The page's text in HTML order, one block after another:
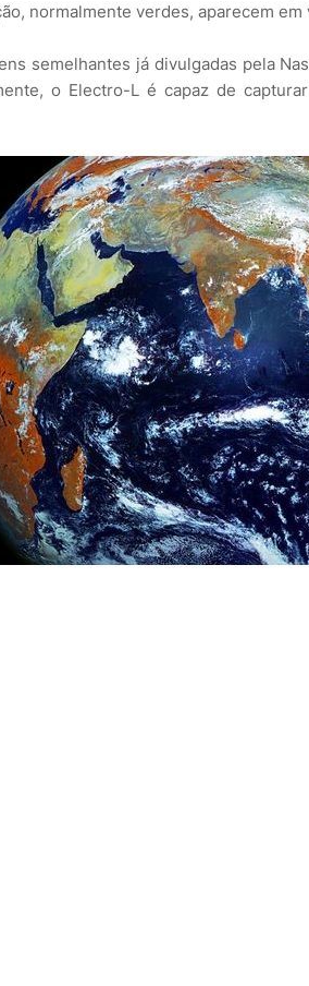
normalmente verdes, aparecem em
semelhantes já divulgadas pela
o Electro-L é capaz de